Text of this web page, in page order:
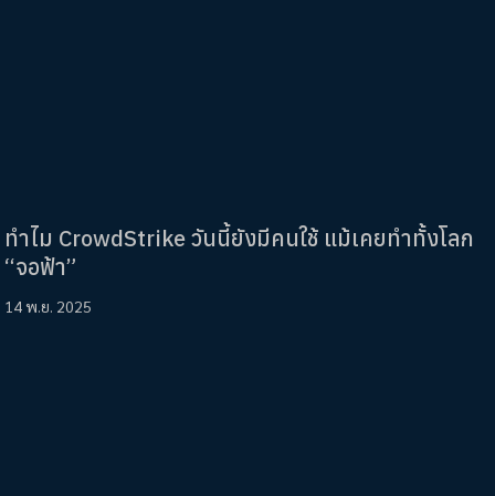
ทำไม CrowdStrike วันนี้ยังมีคนใช้ แม้เคยทำทั้งโลก
“จอฟ้า”
14 พ.ย. 2025